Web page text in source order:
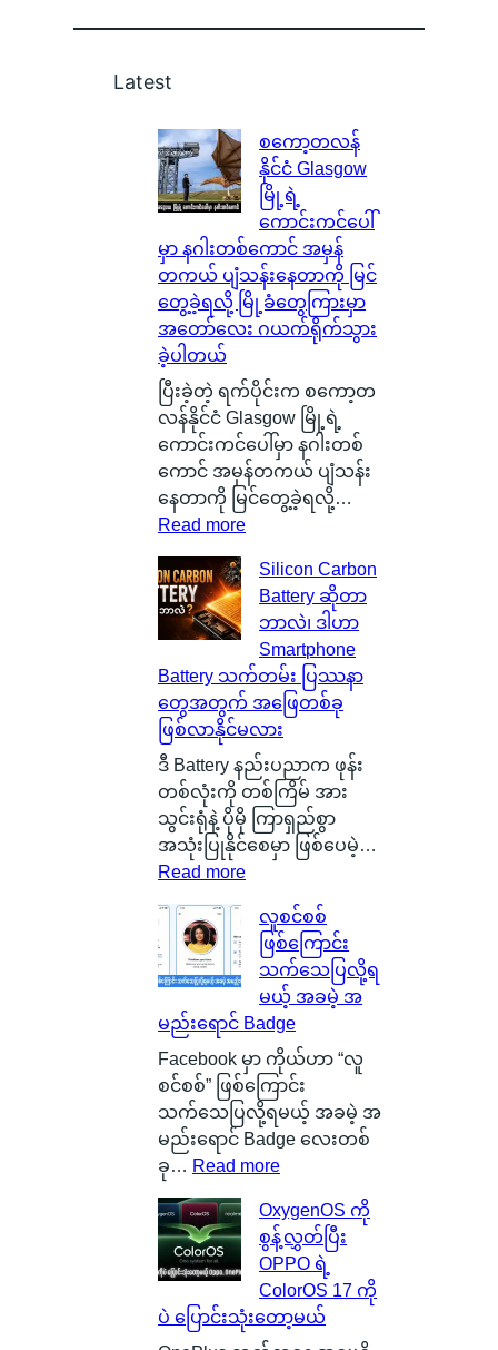
Latest
စကော့တလန်
နိုင်ငံ Glasgow
မြို့ရဲ့
ကောင်းကင်ပေါ်
မှာ နဂါးတစ်ကောင် အမှန်
တကယ် ပျံသန်းနေတာကို မြင်
တွေ့ခဲ့ရလို့ မြို့ခံတွေကြားမှာ
အတော်လေး ဂယက်ရိုက်သွား
ခဲ့ပါတယ်
ပြီးခဲ့တဲ့ ရက်ပိုင်းက စကော့တ
လန်နိုင်ငံ Glasgow မြို့ရဲ့
ကောင်းကင်ပေါ်မှာ နဂါးတစ်
ကောင် အမှန်တကယ် ပျံသန်း
နေတာကို မြင်တွေ့ခဲ့ရလို့…
Read more:
ကေ
ာ့
တ
လ
န်
နို
င်
ငံ
G
l
a
s
မြို့
ရဲ့
ကေ
ာ
င်
း
က
င်
ါ်
ာ
ဂါ
Silicon Carbon
Battery ဆိုတာ
ဘာလဲ၊ ဒါဟာ
Smartphone
Battery သက်တမ်း ပြဿနာ
တွေအတွက် အဖြေတစ်ခု
ဖြစ်လာနိုင်မလား
ဒီ Battery နည်းပညာက ဖုန်း
တစ်လုံးကို တစ်ကြိမ် အား
သွင်းရုံနဲ့ ပိုမို ကြာရှည်စွာ
အသုံးပြုနိုင်စေမှာ ဖြစ်ပေမဲ့…
Read more:
o
n
C
a
r
b
t
လူစင်စစ်
ဖြစ်ကြောင်း
သက်သေပြလို့ရ
မယ့် အခမဲ့ အ
မည်းရောင် Badge
Facebook မှာ ကိုယ်ဟာ “လူ
စင်စစ်” ဖြစ်ကြောင်း
သက်သေပြလို့ရမယ့် အခမဲ့ အ
မည်းရောင် Badge လေးတစ်
ခု… Read more:
စ
င်
စ
စ်
ဖြ
OxygenOS ကို
စွန့်လွှတ်ပြီး
OPPO ရဲ့
ColorOS 17 ကို
ပဲ ပြောင်းသုံးတော့မယ်